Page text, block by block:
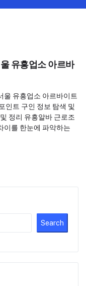
Search
유흥업소 아르바
울 유흥업소 아르바이트
인트 구인 정보 탐색 및
정리 유흥알바 근로조
이를 한눈에 파악하는